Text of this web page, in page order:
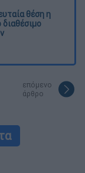
θέση η
επόμενο
άρθρο